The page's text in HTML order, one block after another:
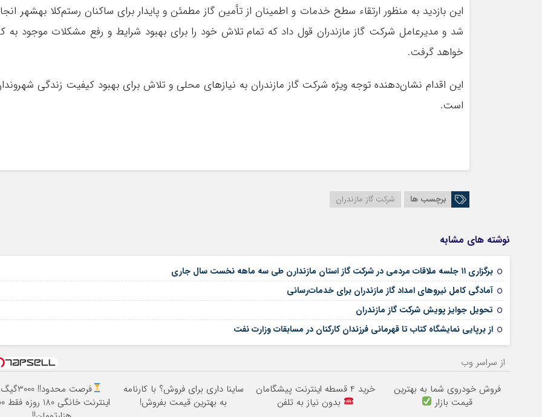
این بازدید به منظور ارتقاء سطح خدمات و اطمینان از تأمین گاز مطمئن و پایدار برای ساکنان رستم‌کلا بهشهر
شد و مدیرعامل شرکت گاز مازندران قول داد که تمام تلاش خود را برای بهبود شرایط و رفع مشکلات موجود به
خواهد گرفت.
این اقدام نشان‌دهنده توجه ویژه شرکت گاز مازندران به نیازهای محلی و تلاش برای بهبود کیفیت زندگی
است.
برچسب ها شرکت گاز مازندران
نوشته های مشابه
برگزاری ۱۱ جلسه ملاقات مردمی در شرکت گاز استان مازندارن طی سه ماهه نخست سال جاری
آمادگی کامل نیروهای امداد گاز مازندران برای خدمات‌رسانی
تحویل جوایز پویش شرکت گاز مازندران
از برپایی نمایشگاه کتاب تا قهرمانی فرزندان کارکنان در مسابقات وزارت نفت
از سراسر وب
فروش خودروی شما به بهترین
قیمت بازار
خرید 4 قسطه اینترنت پیشگامان
بدون نیاز به تلفن
ساینا داری برای فروش؟ با کارنامه
به بهترین قیمت بفروش!
فرصت محدود!! 3000گیگ